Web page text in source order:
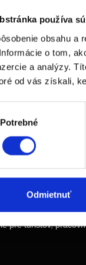
používa
obsahu a
o tom,
a analýzy.
od vás získali,
Potrebné
Odmietnuť
v zvolenom rozsahu
Odchod
len 800
pre turistov,